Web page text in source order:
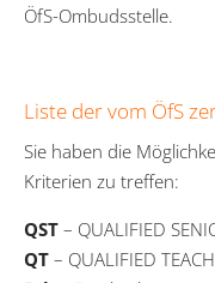
ÖfS-Ombudsstelle.
Liste der vom ÖfS
Sie haben die
Kriterien zu treffen:
QST – QUALIFIED
QT – QUALIFIED